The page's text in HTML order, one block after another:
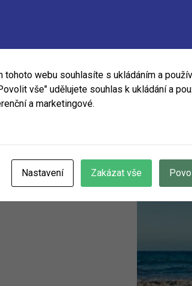
MOHLO
tohoto webu souhlasíte s ukládáním a
vše" udělujete souhlas k ukládání a
a marketingové.
Nastavení Zakázat vše